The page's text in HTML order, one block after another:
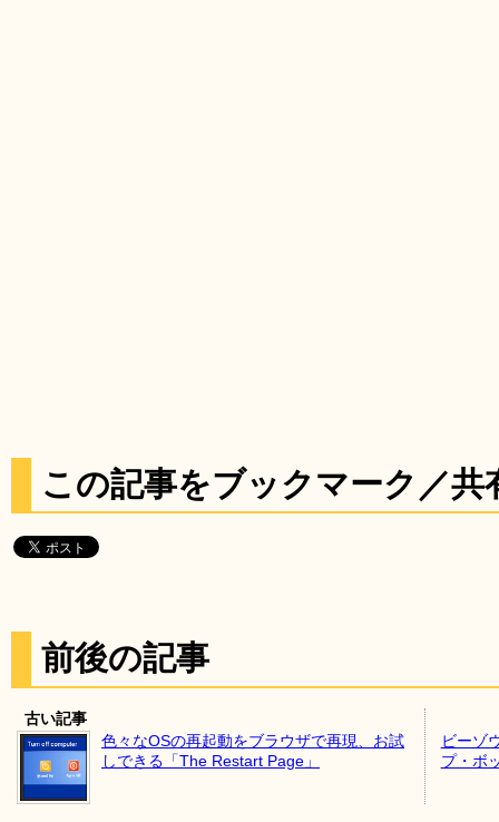
この記事をブックマーク／共
前後の記事
古い記事
色々なOSの再起動をブラウザで再現、お試
しできる「The Restart Page」
ビーゾ
プ・ボ